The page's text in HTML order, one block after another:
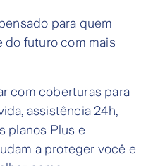
para quem
do futuro com mais
com coberturas para
assistência 24h,
planos Plus e
a proteger você e